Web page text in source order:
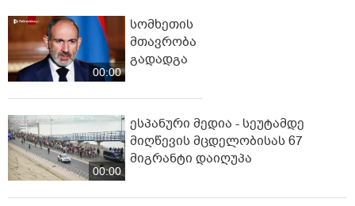
00:00
სომხეთის
მთავრობა
გადადგა
00:00
ესპანური მედია - სეუტამდე
მიღწევის მცდელობისას 67
მიგრანტი დაიღუპა